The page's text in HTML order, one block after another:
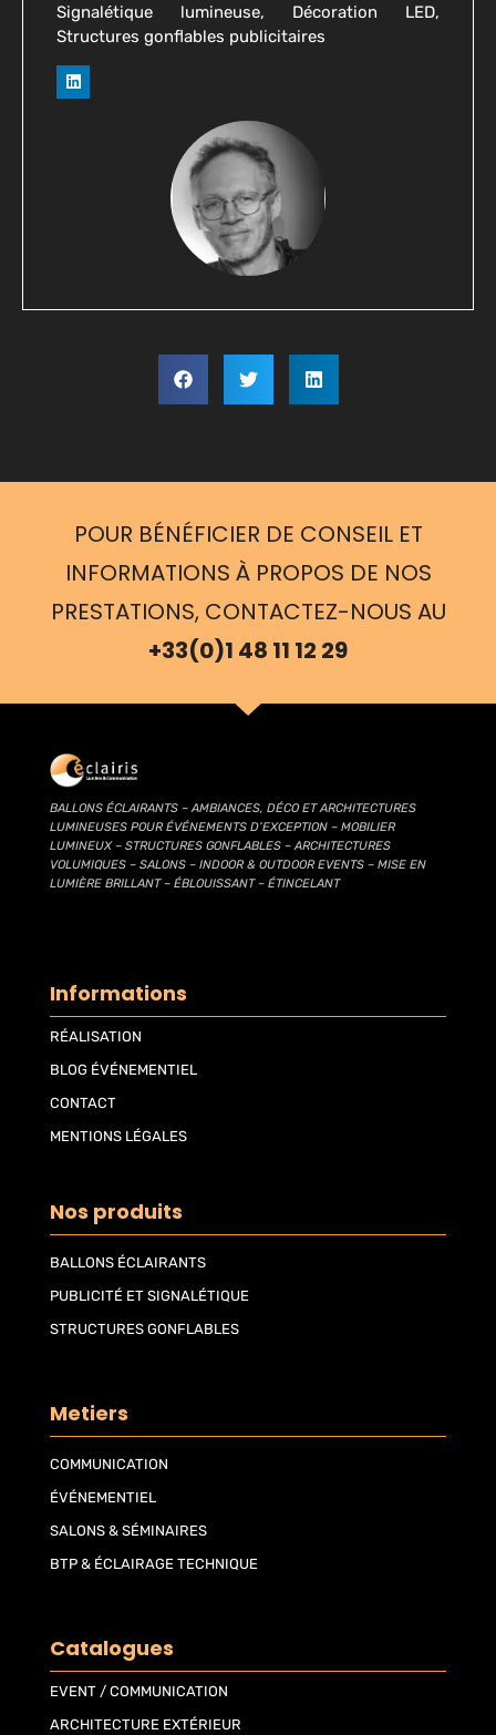
Signalétique lumineuse, Décoration LED,
Structures gonflables publicitaires
POUR BÉNÉFICIER DE CONSEIL ET
INFORMATIONS À PROPOS DE NOS
PRESTATIONS, CONTACTEZ-NOUS AU
+33(0)1 48 11 12 29
BALLONS ÉCLAIRANTS – AMBIANCES, DÉCO ET ARCHITECTURES
LUMINEUSES POUR ÉVÉNEMENTS D’EXCEPTION – MOBILIER
LUMINEUX – STRUCTURES GONFLABLES – ARCHITECTURES
VOLUMIQUES – SALONS – INDOOR & OUTDOOR EVENTS – MISE EN
LUMIÈRE BRILLANT – ÉBLOUISSANT – ÉTINCELANT
Informations
RÉALISATION
BLOG ÉVÉNEMENTIEL
CONTACT
MENTIONS LÉGALES
Nos produits
BALLONS ÉCLAIRANTS
PUBLICITÉ ET SIGNALÉTIQUE
STRUCTURES GONFLABLES
Metiers
COMMUNICATION
ÉVÉNEMENTIEL
SALONS & SÉMINAIRES
BTP & ÉCLAIRAGE TECHNIQUE
Catalogues
EVENT / COMMUNICATION
ARCHITECTURE EXTÉRIEUR